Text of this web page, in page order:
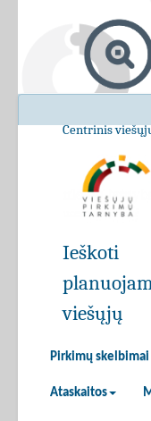
Centrinis
Pirkimų skelbimai
Ataskaitos
Ieškoti
viešųjų